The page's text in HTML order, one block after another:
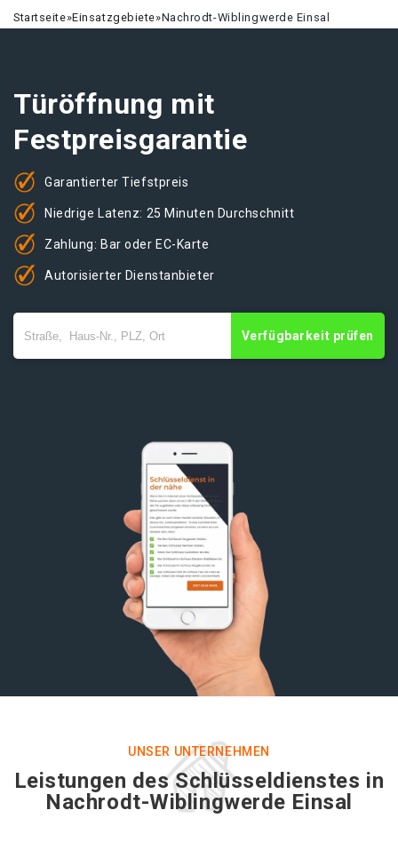
Startseite»Einsatzgebiete»Nachrodt-Wiblingwerde Einsal
Türöffnung mit
Festpreisgarantie
Garantierter Tiefstpreis
Niedrige Latenz: 25 Minuten Durchschnitt
Zahlung: Bar oder EC-Karte
Autorisierter Dienstanbieter
Verfügbarkeit prüfen
UNSER UNTERNEHMEN
Leistungen des Schlüsseldienstes in
Nachrodt-Wiblingwerde Einsal